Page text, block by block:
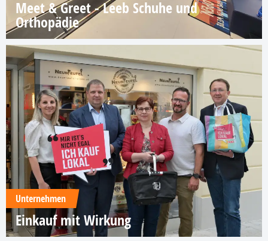
Meet & Greet - Leeb Schuhe und
Orthopädie
Unternehmen
Einkauf mit Wirkung